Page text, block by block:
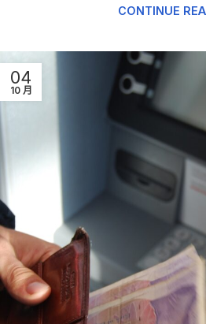
CONTINUE
04
10 月